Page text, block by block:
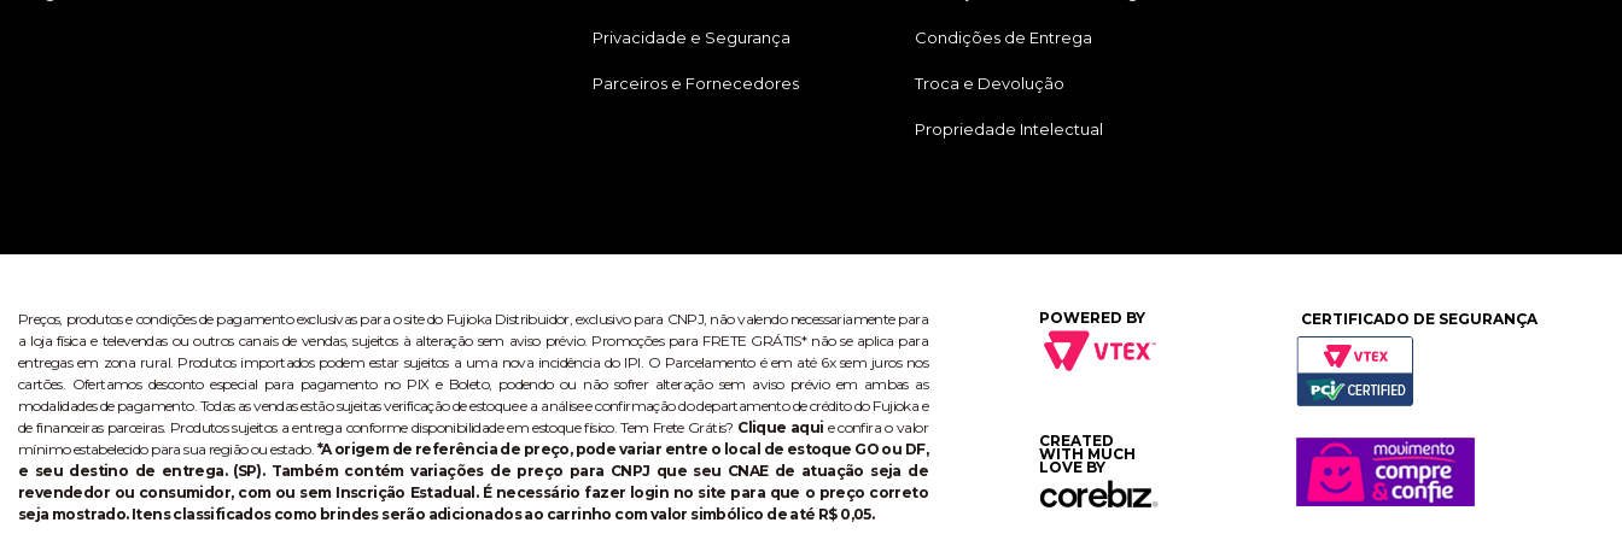
Privacidade e Segurança
Parceiros e Fornecedores
Condições de Entrega
Troca e Devolução
Propriedade Intelectual
Preços, produtos e condições de pagamento exclusivas para o site do Fujioka Distribuidor, exclusivo para CNPJ, não valendo necessariamente para
a loja física e televendas ou outros canais de vendas, sujeitos à alteração sem aviso prévio. Promoções para FRETE GRÁTIS* não se aplica para
entregas em zona rural. Produtos importados podem estar sujeitos a uma nova incidência do IPI. O Parcelamento é em até 6x sem juros nos
cartões. Ofertamos desconto especial para pagamento no PIX e Boleto, podendo ou não sofrer alteração sem aviso prévio em ambas as
modalidades de pagamento. Todas as vendas estão sujeitas verificação de estoque e a análise e confirmação do departamento de crédito do Fujioka e
de financeiras parceiras. Produtos sujeitos a entrega conforme disponibilidade em estoque físico. Tem Frete Grátis? Clique aqui e confira o valor
mínimo estabelecido para sua região ou estado. *A origem de referência de preço, pode variar entre o local de estoque GO ou DF,
e seu destino de entrega. (SP). Também contém variações de preço para CNPJ que seu CNAE de atuação seja de
revendedor ou consumidor, com ou sem Inscrição Estadual. É necessário fazer login no site para que o preço correto
seja mostrado. Itens classificados como brindes serão adicionados ao carrinho com valor simbólico de até R$ 0,05.
POWERED BY
CREATED
WITH MUCH
LOVE BY
CERTIFICADO DE SEGURANÇA